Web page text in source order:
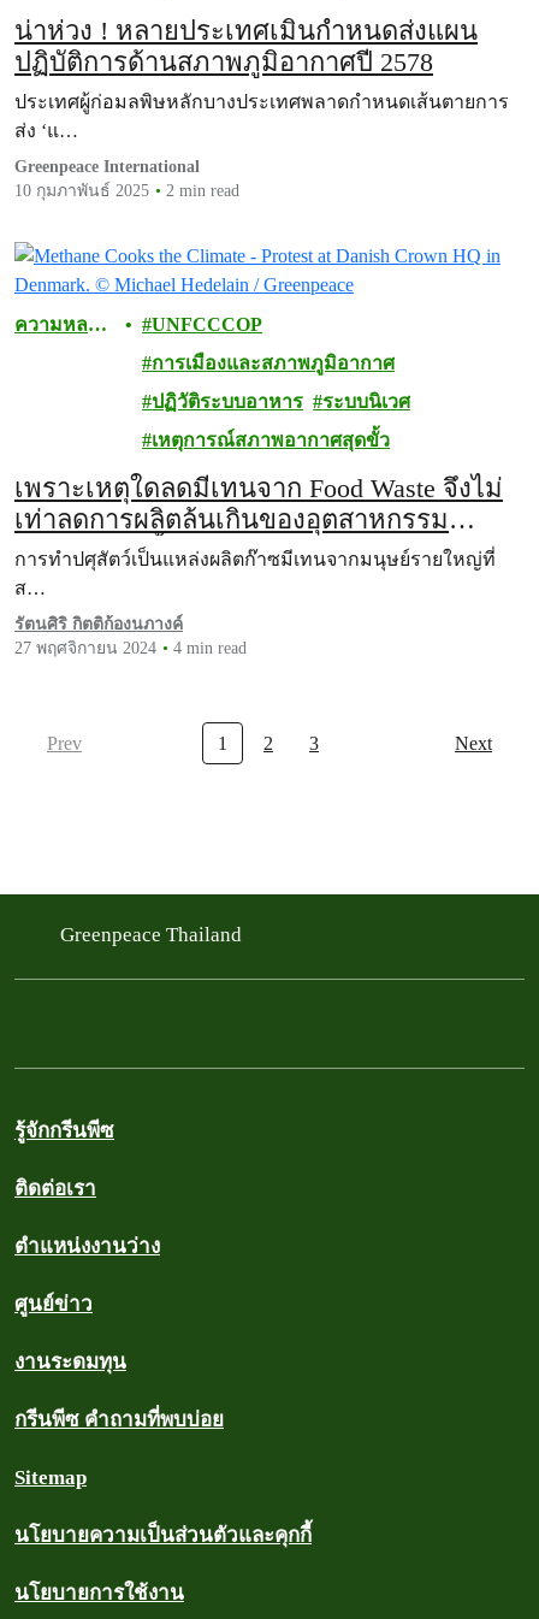
น่าห่วง ! หลายประเทศเมินกำหนดส่งแผน
ปฏิบัติการด้านสภาพภูมิอากาศปี 2578
ประเทศผู้ก่อมลพิษหลักบางประเทศพลาดกำหนดเส้นตายการ
ส่ง ‘แ…
Greenpeace International
10 กุมภาพันธ์ 2025
2 min read
ความหลาก
UNFCCCOP
การเมืองและสภาพภูมิอากาศ
ปฏิวัติระบบอาหาร
ระบบนิเวศ
เหตุการณ์สภาพอากาศสุดขั้ว
เพราะเหตุใดลดมีเทนจาก Food Waste จึงไม่
เท่าลดการผลิตล้นเกินของอุตสาหกรรม
อาหารและเนื้อสัตว์
การทำปศุสัตว์เป็นแหล่งผลิตก๊าซมีเทนจากมนุษย์รายใหญ่ที่
ส…
รัตนศิริ กิตติก้องนภางค์
27 พฤศจิกายน 2024
4 min read
Prev 1 2 3 Next
Greenpeace Thailand
รู้จักกรีนพีซ
ติดต่อเรา
ตำแหน่งงานว่าง
ศูนย์ข่าว
งานระดมทุน
กรีนพีซ คำถามที่พบบ่อย
Sitemap
นโยบายความเป็นส่วนตัวและคุกกี้
นโยบายการใช้งาน